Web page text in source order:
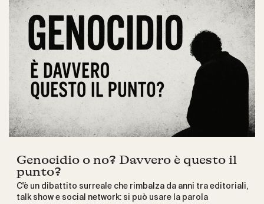
Genocidio o no? Davvero è questo il
punto?
C'è un dibattito surreale che rimbalza da anni tra editoriali,
talk show e social network: si può usare la parola